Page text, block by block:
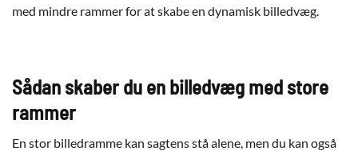
med mindre rammer for at skabe en dynamisk billedvæg.
Sådan skaber du en billedvæg med store
rammer
En stor billedramme kan sagtens stå alene, men du kan også